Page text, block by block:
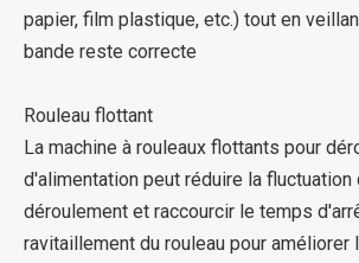
papier, film plastique, etc.) tout en
bande reste correcte
Rouleau flottant
La machine à rouleaux flottants pour
d'alimentation peut réduire la fluctuation
déroulement et raccourcir le temps
ravitaillement du rouleau pour améliorer